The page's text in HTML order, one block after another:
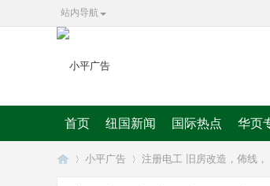
站内导航
首页 纽国新闻 国际热点 华页
小平广告 注册电工 旧房改造，佈线